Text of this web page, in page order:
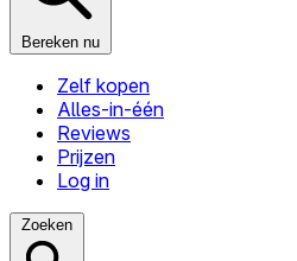
Bereken nu
Zelf kopen
Alles-in-één
Reviews
Prijzen
Log in
Zoeken